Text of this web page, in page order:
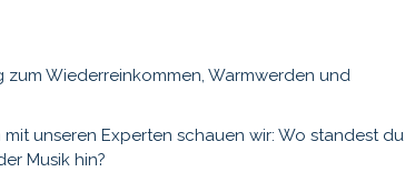
zum Wiederreinkommen, Warmwerden und
mit unseren Experten schauen wir: Wo standest du
Musik hin?